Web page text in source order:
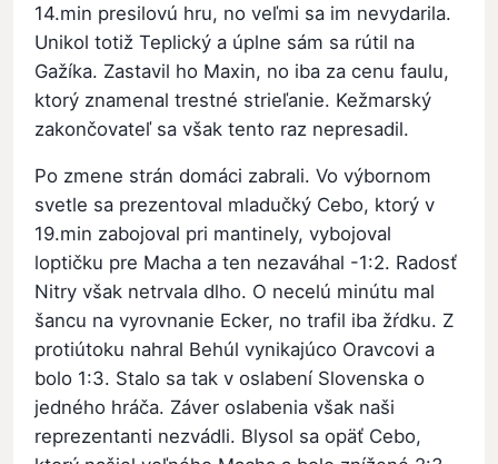
14.min presilovú hru, no veľmi sa im nevydarila.
Unikol totiž Teplický a úplne sám sa rútil na
Gažíka. Zastavil ho Maxin, no iba za cenu faulu,
ktorý znamenal trestné strieľanie. Kežmarský
zakončovateľ sa však tento raz nepresadil.
Po zmene strán domáci zabrali. Vo výbornom
svetle sa prezentoval mladučký Cebo, ktorý v
19.min zabojoval pri mantinely, vybojoval
loptičku pre Macha a ten nezaváhal -1:2. Radosť
Nitry však netrvala dlho. O necelú minútu mal
šancu na vyrovnanie Ecker, no trafil iba žŕdku. Z
protiútoku nahral Behúl vynikajúco Oravcovi a
bolo 1:3. Stalo sa tak v oslabení Slovenska o
jedného hráča. Záver oslabenia však naši
reprezentanti nezvádli. Blysol sa opäť Cebo,